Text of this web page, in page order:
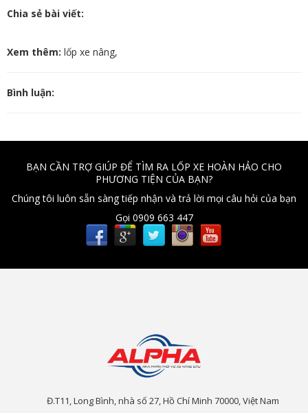
Chia sẻ bài viết:
Xem thêm: lốp xe nâng,
Bình luận:
BẠN CẦN TRỢ GIÚP ĐỂ TÌM RA LỐP XE HOÀN HẢO CHO
PHƯƠNG TIỆN CỦA BẠN?
Chúng tôi luôn sẵn sàng tiếp nhận và trả lời mọi câu hỏi của bạn
Gọi 0909 663 447
Đ.T11, Long Bình, nhà số 27, Hồ Chí Minh 70000, Việt Nam